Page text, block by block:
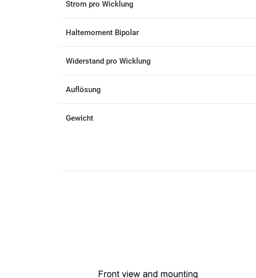
Strom pro Wicklung
Haltemoment Bipolar
Widerstand pro Wicklung
Auflösung
Gewicht